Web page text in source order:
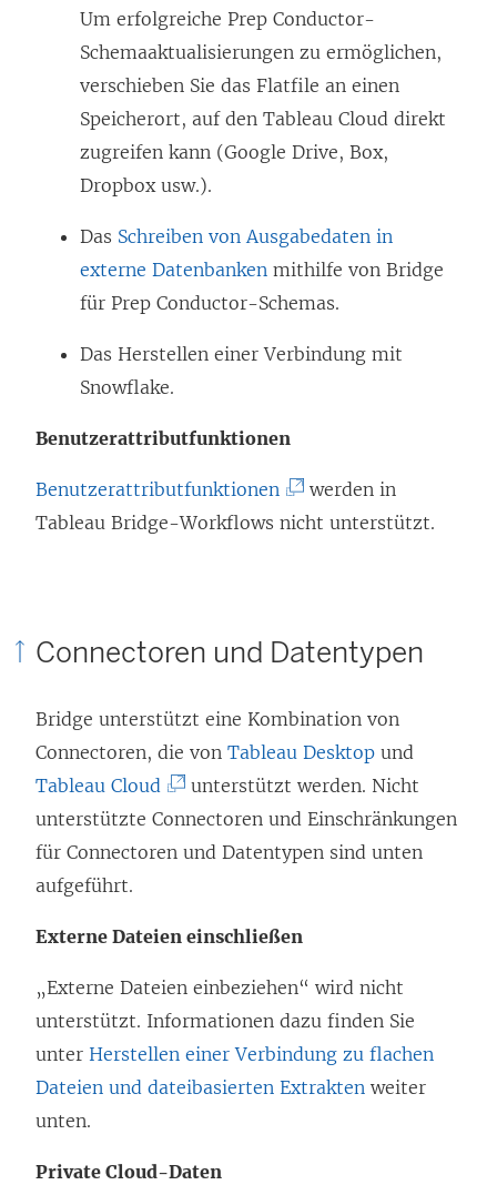
ö
f
f
n
e
)
e
n
s
t
e
e
ö
f
f
t
)
n
n
e
u
m
F
e
s
e
g
e
n
t
)
Um erfolgreiche Prep Conductor-
Schemaaktualisierungen zu ermöglichen,
verschieben Sie das Flatfile an einen
Speicherort, auf den Tableau Cloud direkt
zugreifen kann (Google Drive, Box,
Dropbox usw.).
Das Schreiben von Ausgabedaten in
externe Datenbanken mithilfe von Bridge
für Prep Conductor-Schemas.
Das Herstellen einer Verbindung mit
Snowflake.
Benutzerattributfunktionen
Benutzerattributfunktionen
L
w
r
d
i
n
n
m
F
e
n
werden in
Tableau Bridge-Workflows nicht unterstützt.
Connectoren und Datentypen
Bridge unterstützt eine Kombination von
Connectoren, die von Tableau Desktop und
Tableau Cloud
L
i
w
i
r
d
i
unterstützt werden. Nicht
unterstützte Connectoren und Einschränkungen
für Connectoren und Datentypen sind unten
aufgeführt.
Externe Dateien einschließen
„Externe Dateien einbeziehen“ wird nicht
unterstützt. Informationen dazu finden Sie
unter Herstellen einer Verbindung zu flachen
Dateien und dateibasierten Extrakten weiter
unten.
Private Cloud-Daten